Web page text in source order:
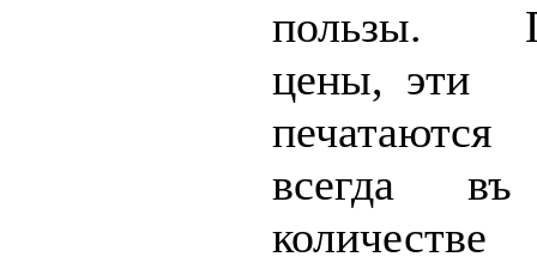
пользы.
цены, эти
всегда
въ